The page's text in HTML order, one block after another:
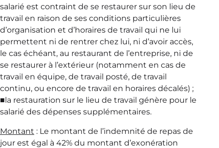
salarié est contraint de se restaurer sur son lieu de
travail en raison de ses conditions particulières
d’organisation et d’horaires de travail qui ne lui
permettent ni de rentrer chez lui, ni d’avoir accès,
le cas échéant, au restaurant de l’entreprise, ni de
se restaurer à l’extérieur (notamment en cas de
travail en équipe, de travail posté, de travail
continu, ou encore de travail en horaires décalés) ;
■la restauration sur le lieu de travail génère pour le
salarié des dépenses supplémentaires.
Montant : Le montant de l’indemnité de repas de
jour est égal à 42% du montant d’exonération